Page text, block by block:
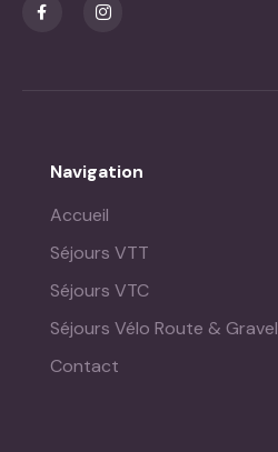
Navigation
Accueil
Séjours VTT
Séjours VTC
Séjours Vélo Route & Gravel
Contact